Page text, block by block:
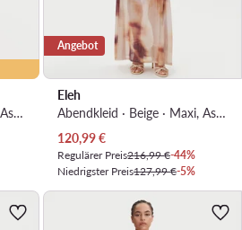
Abendkleid · Beige · Maxi, Asymmetrisch
Angebot
Eleh
Abendkleid · Beige · Maxi, Asymmetrisch
Aktueller Preis
120,99€
Regulärer Preis216,99 €-44%
Niedrigster Preis127,99 €-5%